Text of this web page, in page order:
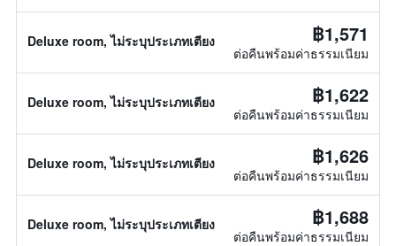
Deluxe room, ไม่ระบุประเภทเตียง ฿1,571
ต่อคืนพร้อมค่าธรรมเนียม
Deluxe room, ไม่ระบุประเภทเตียง ฿1,622
ต่อคืนพร้อมค่าธรรมเนียม
Deluxe room, ไม่ระบุประเภทเตียง ฿1,626
ต่อคืนพร้อมค่าธรรมเนียม
Deluxe room, ไม่ระบุประเภทเตียง ฿1,688
ต่อคืนพร้อมค่าธรรมเนียม